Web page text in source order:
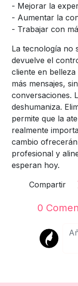
- Mejorar la
- Aumentar la
- Trabajar con
La tecnología no
devuelve el
cliente en
más mensajes,
conversaciones.
deshumaniza.
permite que la
realmente
cambio
profesional y
esperan hoy.
0
Compartir